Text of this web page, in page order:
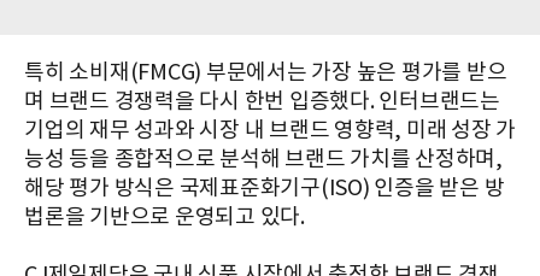
특히 소비재(FMCG) 부문에서는 가장 높은 평가를 받으
며 브랜드 경쟁력을 다시 한번 입증했다. 인터브랜드는
기업의 재무 성과와 시장 내 브랜드 영향력, 미래 성장 가
능성 등을 종합적으로 분석해 브랜드 가치를 산정하며,
해당 평가 방식은 국제표준화기구(ISO) 인증을 받은 방
법론을 기반으로 운영되고 있다.